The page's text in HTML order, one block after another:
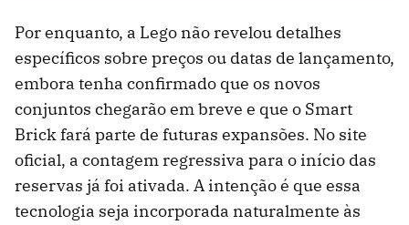
Por enquanto, a Lego não revelou detalhes
específicos sobre preços ou datas de lançamento,
embora tenha confirmado que os novos
conjuntos chegarão em breve e que o Smart
Brick fará parte de futuras expansões. No site
oficial, a contagem regressiva para o início das
reservas já foi ativada. A intenção é que essa
tecnologia seja incorporada naturalmente às